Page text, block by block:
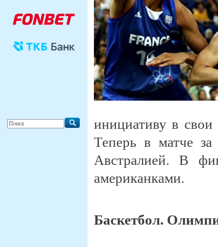
инициативу в
Теперь в матче за
Австралией. В
американками.
Баскетбол.